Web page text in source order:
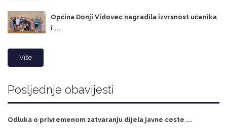
Općina Donji Vidovec nagradila izvrsnost učenika
i ...
Više
Posljednje obavijesti
Odluka o privremenom zatvaranju dijela javne ceste ...